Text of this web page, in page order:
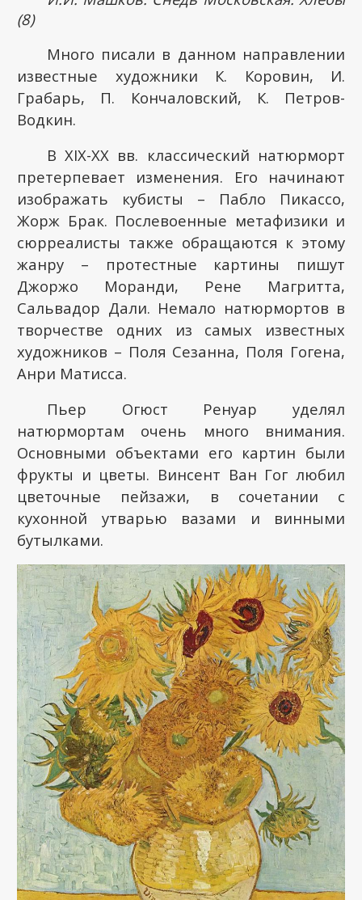
(8)
Много писали в данном направлении
известные художники К. Коровин, И.
Грабарь, П. Кончаловский, К. Петров-
Водкин.
ВXIX-XX вв. классический натюрморт
претерпевает изменения. Его начинают
изображать кубисты – Пабло Пикассо,
Жорж Брак. Послевоенные метафизики и
сюрреалисты также обращаются к этому
жанру – протестные картины пишут
Джоржо Моранди, Рене Магритта,
Сальвадор Дали. Немало натюрмортов в
творчестве одних из самых известных
художников – Поля Сезанна, Поля Гогена,
Анри Матисса.
Пьер Огюст Ренуар уделял
натюрмортам очень много внимания.
Основными объектами его картин были
фрукты и цветы. Винсент Ван Гог любил
цветочные пейзажи, в сочетании с
кухонной утварью вазами и винными
бутылками.